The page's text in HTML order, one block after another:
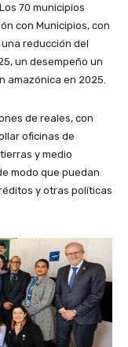
70 municipios
con Municipios, con
reducción del
un desempeño un
amazónica en 2025.
de reales, con
oficinas de
y medio
modo que puedan
y otras políticas